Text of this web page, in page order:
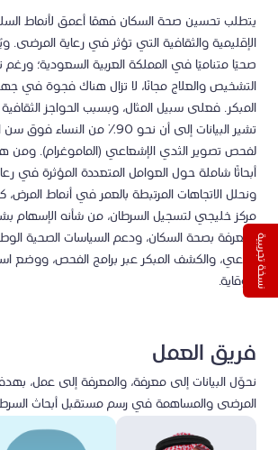
يتطلب تحسين صحة السكان فهمًا أعمق لأنماط
الإقليمية والثقافية التي تؤثر في رعاية المرضى.
صحيًا متناميًا في المملكة العربية السعودية؛
التشخيص والعلاج مجانًا، لا تزال هناك فجوة في
المبكر. فعلى سبيل المثال، وبسبب الحواجز
تشير البيانات إلى أن نحو 90٪ من
لفحص تصوير الثدي الإشعاعي (الماموغرام). ومن
أبحاثًا شاملة حول العوامل المتعددة المؤثرة في
ونحلل الاتجاهات المرتبطة بالعمر في أنماط
مركز خليجي لتسجيل السرطان، من شأنه الإسهام
المعرفة بصحة السكان، ودعم السياسات الصحية
الوعي، والكشف المبكر عبر برامج الفحص، ووضع
للوقاية.
فريق العمل
نحوّل البيانات إلى معرفة، والمعرفة إلى عمل،
المرضى والمساهمة في رسم مستقبل أبحاث
نسخة تجريبية